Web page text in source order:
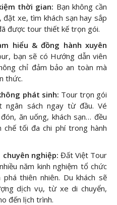
thời gian: Bạn không cần
đặt xe, tìm khách sạn hay sắp
được tour thiết kế trọn gói.
hiểu & đồng hành xuyên
bạn sẽ có Hướng dẫn viên
chỉ đảm bảo an toàn mà
thức.
phát sinh: Tour trọn gói
ngân sách ngay từ đầu. Vé
ăn uống, khách sạn… đều
chế tối đa chi phí trong hành
nghiệp: Đất Việt Tour
năm kinh nghiệm tổ chức
phá thiên nhiên. Du khách sẽ
dịch vụ, từ xe di chuyển,
đến lịch trình.